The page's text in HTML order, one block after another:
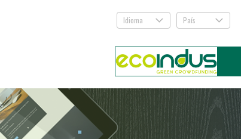
Idioma . País .